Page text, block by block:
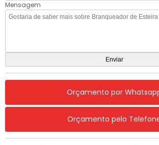
Mensagem
Orçamento por
Orçamento pelo